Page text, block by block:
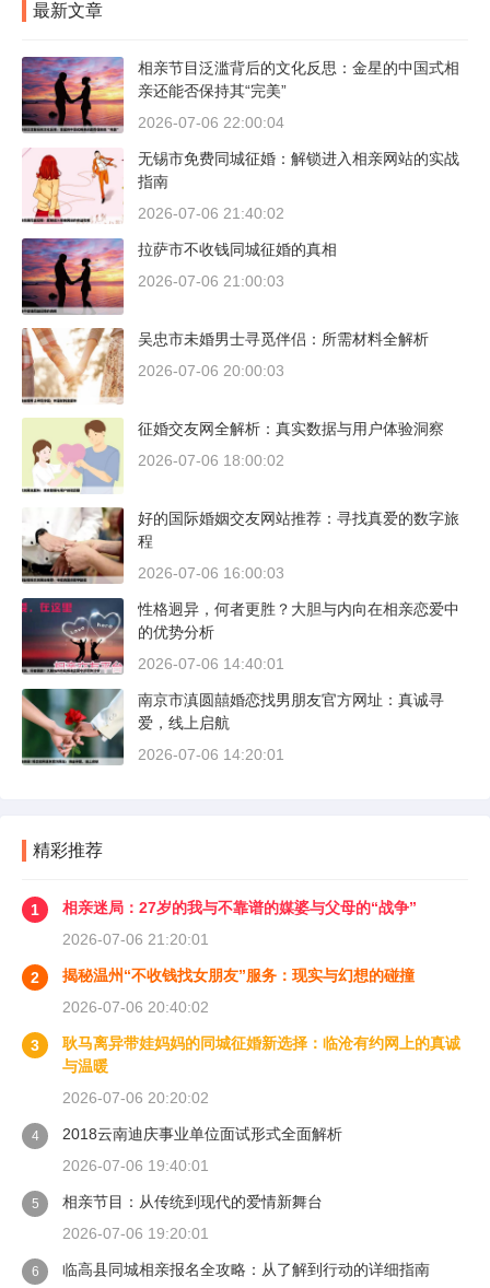
最新文章
相亲节目泛滥背后的文化反思：金星的中国式相
亲还能否保持其“完美”
2026-07-06 22:00:04
无锡市免费同城征婚：解锁进入相亲网站的实战
指南
2026-07-06 21:40:02
拉萨市不收钱同城征婚的真相
2026-07-06 21:00:03
吴忠市未婚男士寻觅伴侣：所需材料全解析
2026-07-06 20:00:03
征婚交友网全解析：真实数据与用户体验洞察
2026-07-06 18:00:02
好的国际婚姻交友网站推荐：寻找真爱的数字旅
程
2026-07-06 16:00:03
性格迥异，何者更胜？大胆与内向在相亲恋爱中
的优势分析
2026-07-06 14:40:01
南京市滇圆囍婚恋找男朋友官方网址：真诚寻
爱，线上启航
2026-07-06 14:20:01
精彩推荐
1
相亲迷局：27岁的我与不靠谱的媒婆与父母的“战争”
2026-07-06 21:20:01
2
揭秘温州“不收钱找女朋友”服务：现实与幻想的碰撞
2026-07-06 20:40:02
3
耿马离异带娃妈妈的同城征婚新选择：临沧有约网上的真诚
与温暖
2026-07-06 20:20:02
4
2018云南迪庆事业单位面试形式全面解析
2026-07-06 19:40:01
5
相亲节目：从传统到现代的爱情新舞台
2026-07-06 19:20:01
6 临高县同城相亲报名全攻略：从了解到行动的详细指南